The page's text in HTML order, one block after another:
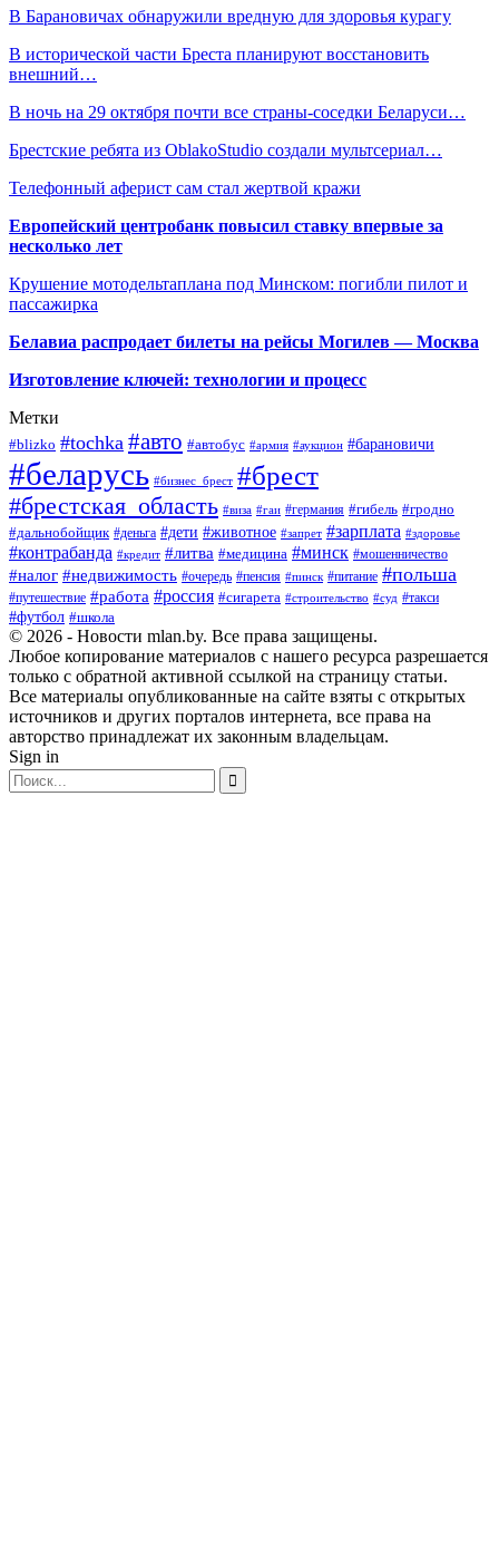
В Барановичах обнаружили вредную для здоровья курагу
В исторической части Бреста планируют восстановить
внешний…
В ночь на 29 октября почти все страны-соседки Беларуси…
Брестские ребята из OblakoStudio создали мультсериал…
Телефонный аферист сам стал жертвой кражи
Европейский центробанк повысил ставку впервые за
несколько лет
Крушение мотодельтаплана под Минском: погибли пилот и
пассажирка
Белавиа распродает билеты на рейсы Могилев — Москва
Изготовление ключей: технологии и процесс
Метки
#blizko #tochka #авто #автобус #армия #аукцион #барановичи
#беларусь #бизнес_брест #брест
#брестская_область #виза #гаи #германия #гибель #гродно
#дальнобойщик #деньга #дети #животное #запрет #зарплата #здоровье
#контрабанда #кредит #литва #медицина #минск #мошенничество
#налог #недвижимость #очередь #пенсия #пинск #питание #польша
#путешествие #работа #россия #сигарета #строительство #суд #такси
#футбол #школа
© 2026 - Новости mlan.by. Все права защищены.
Любое копирование материалов с нашего ресурса разрешается
только с обратной активной ссылкой на страницу статьи.
Все материалы опубликованные на сайте взяты с открытых
источников и других порталов интернета, все права на
авторство принадлежат их законным владельцам.
Sign in